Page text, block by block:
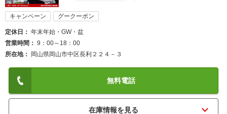
キャンペーン グークーポン
定休日
年末年始・GW・盆
営業時間
9：00～18：00
所在地
岡山県岡山市中区長利２２４－３
無料電話